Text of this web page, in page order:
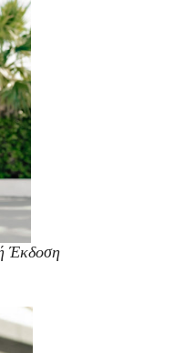
Έκδοση